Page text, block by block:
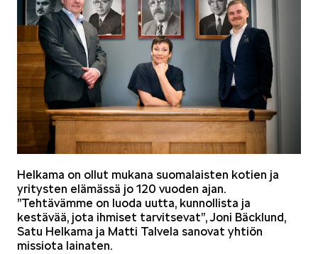
Helkama on ollut mukana suomalaisten kotien ja
yritysten elämässä jo 120 vuoden ajan.
”Tehtävämme on luoda uutta, kunnollista ja
kestävää, jota ihmiset tarvitsevat”, Joni Bäcklund,
Satu Helkama ja Matti Talvela sanovat yhtiön
missiota lainaten.